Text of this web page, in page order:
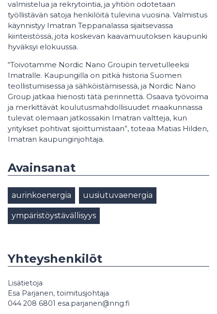
valmistelua ja rekrytointia, ja yhtiön odotetaan
työllistävän satoja henkilöitä tulevina vuosina. Valmistus
käynnistyy Imatran Teppanalassa sijaitsevassa
kiinteistössä, jota koskevan kaavamuutoksen kaupunki
hyväksyi elokuussa.
“Toivotamme Nordic Nano Groupin tervetulleeksi
Imatralle. Kaupungilla on pitkä historia Suomen
teollistumisessa ja sähköistämisessä, ja Nordic Nano
Group jatkaa hienosti tätä perinnettä. Osaava työvoima
ja merkittävät koulutusmahdollisuudet maakunnassa
tulevat olemaan jatkossakin Imatran valtteja, kun
yritykset pohtivat sijoittumistaan”, toteaa Matias Hilden,
Imatran kaupunginjohtaja.
Avainsanat
aurinkoenergia uusiutuvaenergia
ympäristöystävällisyys
Yhteyshenkilöt
Lisätietoja
Esa Parjanen, toimitusjohtaja
044 208 6801 esa.parjanen@nng.fi